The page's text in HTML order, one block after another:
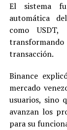
El sistema
automática
como
transformando
transacción.
Binance
mercado
usuarios, sino
avanzan los
para su